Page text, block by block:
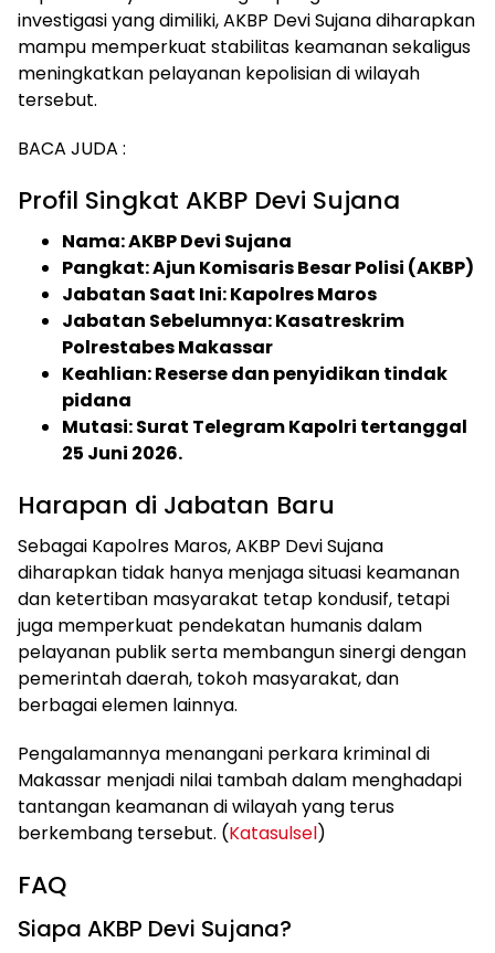
investigasi yang dimiliki, AKBP Devi Sujana diharapkan
mampu memperkuat stabilitas keamanan sekaligus
meningkatkan pelayanan kepolisian di wilayah
tersebut.
BACA JUDA :
Profil Singkat AKBP Devi Sujana
Nama: AKBP Devi Sujana
Pangkat: Ajun Komisaris Besar Polisi (AKBP)
Jabatan Saat Ini: Kapolres Maros
Jabatan Sebelumnya: Kasatreskrim
Polrestabes Makassar
Keahlian: Reserse dan penyidikan tindak
pidana
Mutasi: Surat Telegram Kapolri tertanggal
25 Juni 2026.
Harapan di Jabatan Baru
Sebagai Kapolres Maros, AKBP Devi Sujana
diharapkan tidak hanya menjaga situasi keamanan
dan ketertiban masyarakat tetap kondusif, tetapi
juga memperkuat pendekatan humanis dalam
pelayanan publik serta membangun sinergi dengan
pemerintah daerah, tokoh masyarakat, dan
berbagai elemen lainnya.
Pengalamannya menangani perkara kriminal di
Makassar menjadi nilai tambah dalam menghadapi
tantangan keamanan di wilayah yang terus
berkembang tersebut. (Katasulsel)
FAQ
Siapa AKBP Devi Sujana?